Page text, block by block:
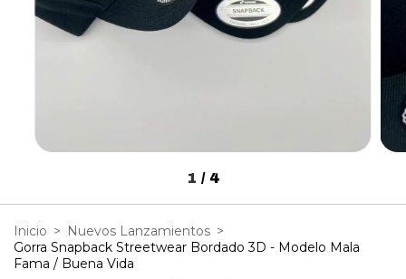
1 / 4
Inicio > Nuevos Lanzamientos >
Gorra Snapback Streetwear Bordado 3D - Modelo Mala
Fama / Buena Vida